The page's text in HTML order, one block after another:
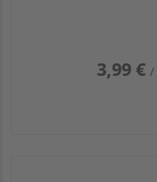
3,99 € /